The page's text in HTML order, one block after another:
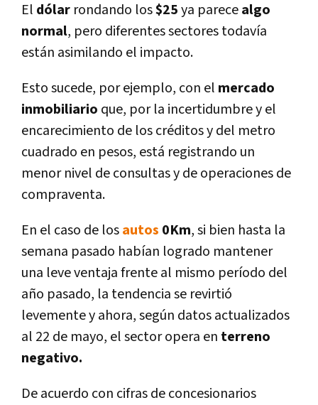
El dólar rondando los$25ya parecealgo
normal, pero diferentes sectores todaví­a
están asimilando el impacto.
Esto sucede, por ejemplo, con el mercado
inmobiliario que, por la incertidumbre y el
encarecimiento de los créditos y del metro
cuadrado en pesos, está registrando un
menor nivel de consultas y de operaciones de
compraventa.
En el caso de losautos 0Km, si bien hasta la
semana pasado habí­an logrado mantener
una leve ventaja frente al mismo perí­odo del
año pasado, la tendencia se revirtió
levemente y ahora, según datos actualizados
al 22 de mayo, el sector opera en terreno
negativo.
De acuerdo con cifras de concesionarios